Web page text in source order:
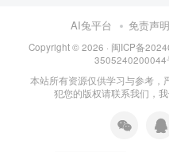
AI兔平台 免责声明
Copyright © 2026 · 闽ICP备
3505240200044
本站所有资源仅供学习与参考，
犯您的版权请联系我们，